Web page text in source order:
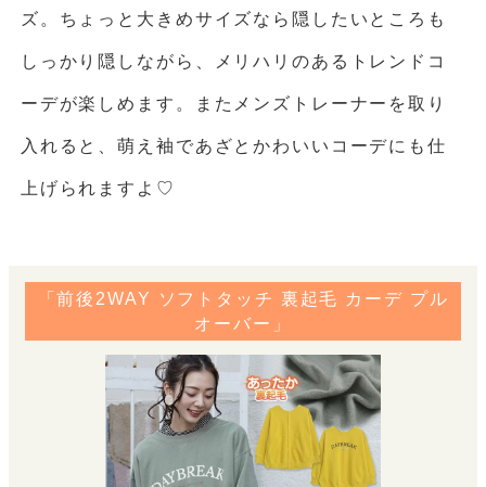
ズ。ちょっと大きめサイズなら隠したいところも
しっかり隠しながら、メリハリのあるトレンドコ
ーデが楽しめます。またメンズトレーナーを取り
入れると、萌え袖であざとかわいいコーデにも仕
上げられますよ♡
「前後2WAY ソフトタッチ 裏起毛 カーデ プル
オーバー」